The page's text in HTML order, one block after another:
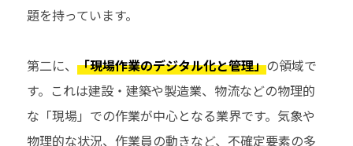
題を持っています。
第二に、 「現場作業のデジタル化と管理」の領域で
す。これは建設・建築や製造業、物流などの物理的
な「現場」での作業が中心となる業界です。気象や
物理的な状況、作業員の動きなど、不確定要素の多